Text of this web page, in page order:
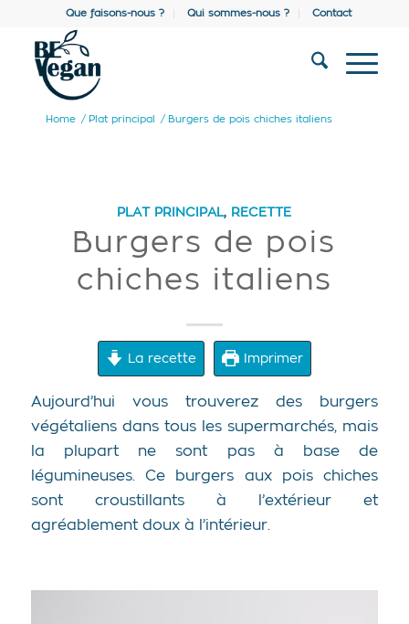
Que faisons-nous ? Qui sommes-nous ? Contact
Home / Plat principal / Burgers de pois chiches italiens
PLAT PRINCIPAL, RECETTE
Burgers de pois
chiches italiens
La recette Imprimer
Aujourd’hui vous trouverez des burgers
végétaliens dans tous les supermarchés, mais
la plupart ne sont pas à base de
légumineuses. Ce burgers aux pois chiches
sont croustillants à l’extérieur et
agréablement doux à l’intérieur.